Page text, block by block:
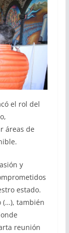
el rol del
áreas de
y
estado.
(…), también
reunión